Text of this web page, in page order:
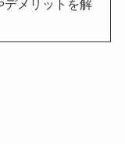
デメリットを解